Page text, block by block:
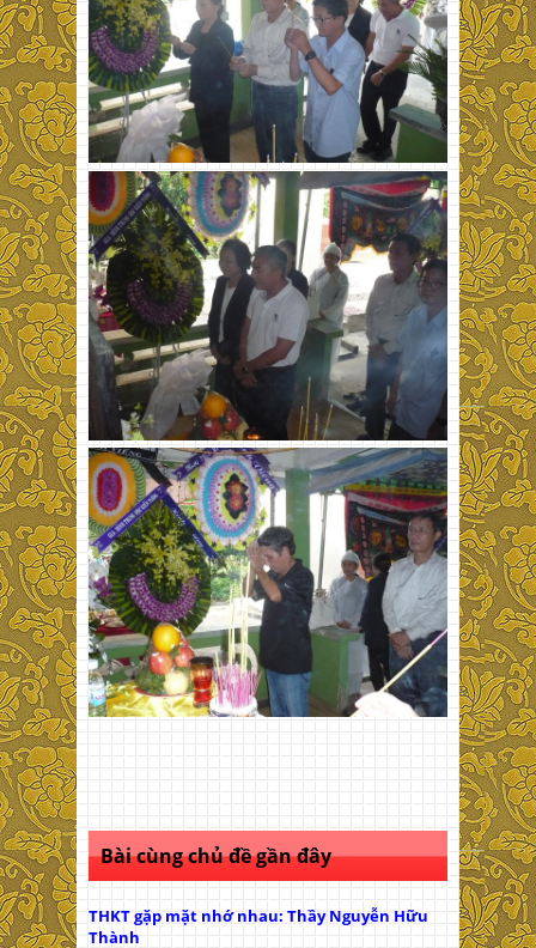
Bài cùng chủ đề gần đây
THKT gặp mặt nhớ nhau: Thầy Nguyễn Hữu
Thành